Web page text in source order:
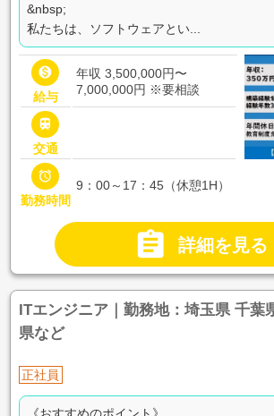
&nbsp;
私たちは、ソフトウェアとい...

給与
年収 3,500,000円〜
7,000,000円 ※要相談

交通

勤務時間
9：00～17：45（休憩1H）
 詳細を見る
ITエンジニア｜勤務地：埼玉県 千葉
県など
正社員